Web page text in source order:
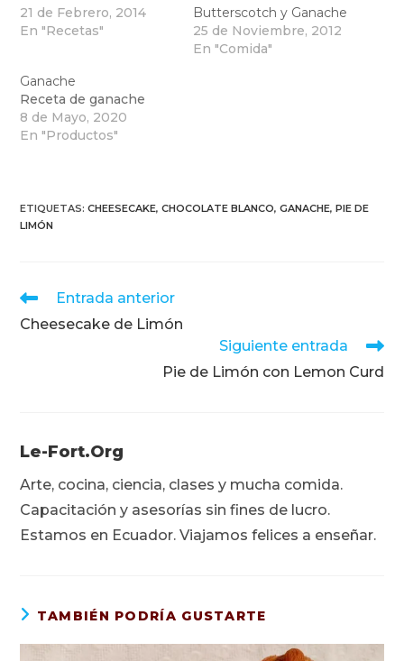
21 de Febrero, 2014
En "Recetas"
Butterscotch y Ganache
25 de Noviembre, 2012
En "Comida"
Ganache
Receta de ganache
8 de Mayo, 2020
En "Productos"
ETIQUETAS:CHEESECAKE, CHOCOLATE BLANCO, GANACHE, PIE DE
LIMÓN
Leer
artículos
Entrada anterior
Cheesecake de Limón
Siguiente entrada
Pie de Limón con Lemon Curd
Le-Fort.org
Arte, cocina, ciencia, clases y mucha comida.
Capacitación y asesorías sin fines de lucro.
Estamos en Ecuador. Viajamos felices a enseñar.
TAMBIÉN PODRÍA GUSTARTE